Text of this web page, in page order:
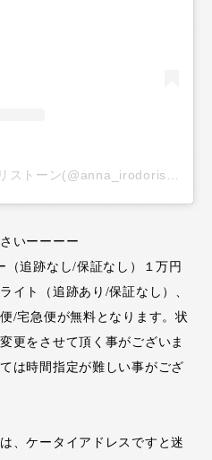
いーーーー
（追跡なし/保証なし）１万円
イト（追跡あり/保証なし）、
/宅急便が無料となります。状
更をさせて頂く事がございま
は時間指定が難しい事がござ
、ケータイアドレスですと迷